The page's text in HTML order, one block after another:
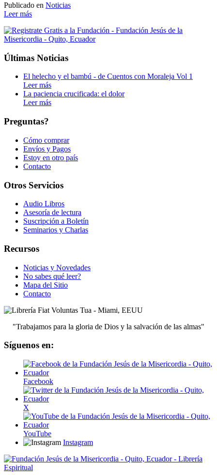
Publicado en Noticias
Leer más
Últimas Noticias
El helecho y el bambú - de Cuentos con Moraleja Vol 1
Leer más
La paciencia crucificada: el dolor
Leer más
Preguntas?
Cómo comprar
Envíos y Pagos
Estoy en otro país
Contacto
Otros Servicios
Audio Libros
Asesoría de lectura
Suscripción a Boletín
Seminarios y Charlas
Recursos
Noticias y Novedades
No sabes qué leer?
Mapa del Sitio
Contacto
"Trabajamos para la gloria de Dios y la salvación de las almas"
Síguenos en:
Facebook
X
YouTube
Instagram